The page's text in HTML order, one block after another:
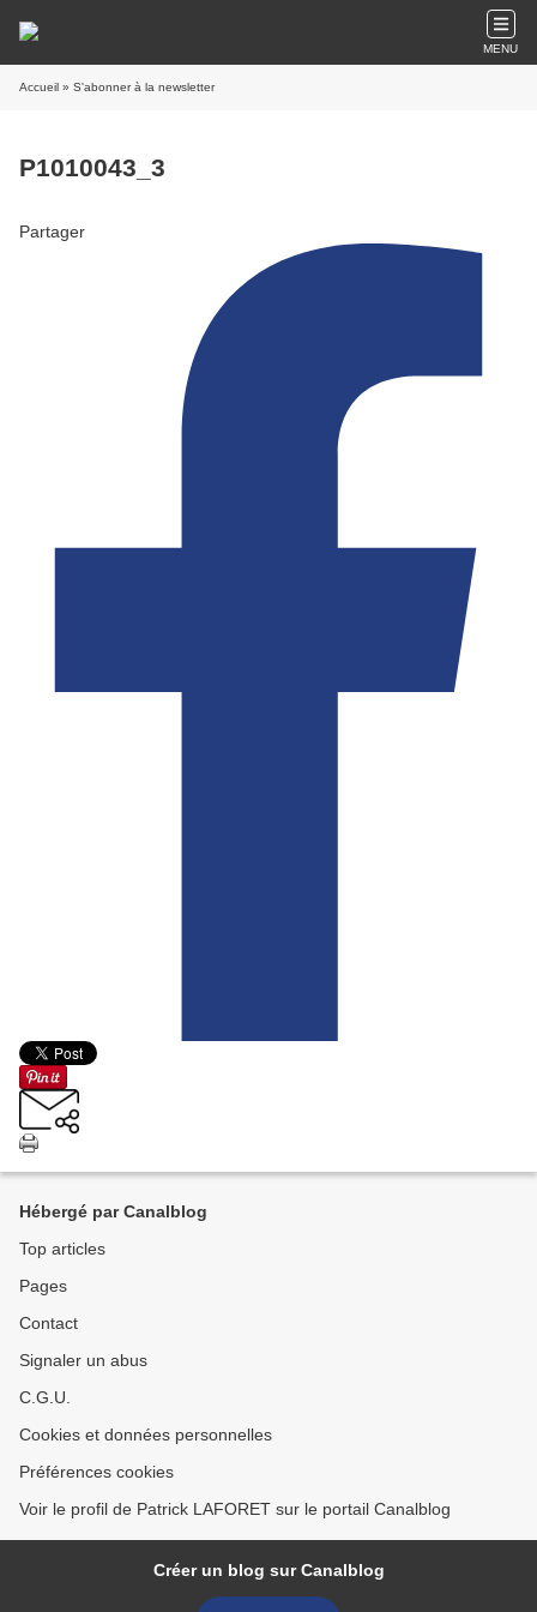
MENU
Accueil » S'abonner à la newsletter
P1010043_3
Partager
Hébergé par Canalblog
Top articles
Pages
Contact
Signaler un abus
C.G.U.
Cookies et données personnelles
Préférences cookies
Voir le profil de Patrick LAFORET sur le portail Canalblog
Créer un blog sur Canalblog